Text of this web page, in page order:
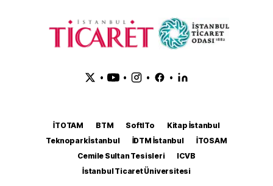
• • • •
İTOTAM BTM SoftITo
Kitap İstanbul
Teknopark İstanbul
İDTM İstanbul
İTOSAM
Cemile Sultan Tesisleri
ICVB
İstanbul Ticaret Üniversitesi